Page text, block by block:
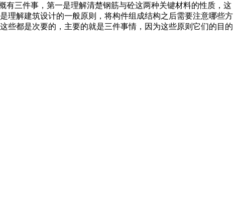
有三件事，第一是理解清楚钢筋与砼这两种关键材料的性质，这
理解建筑设计的一般原则，将构件组成结构之后需要注意哪些方
些都是次要的，主要的就是三件事情，因为这些原则它们的目的